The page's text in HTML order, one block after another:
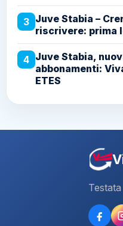
3 Juve Stabia –
riscrivere: prima
4 Juve Stabia,
abbonamenti:
ETES